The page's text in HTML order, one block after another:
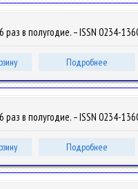
раз в полугодие. – ISSN 0234-
Подробнее
раз в полугодие. – ISSN 0234-
Подробнее